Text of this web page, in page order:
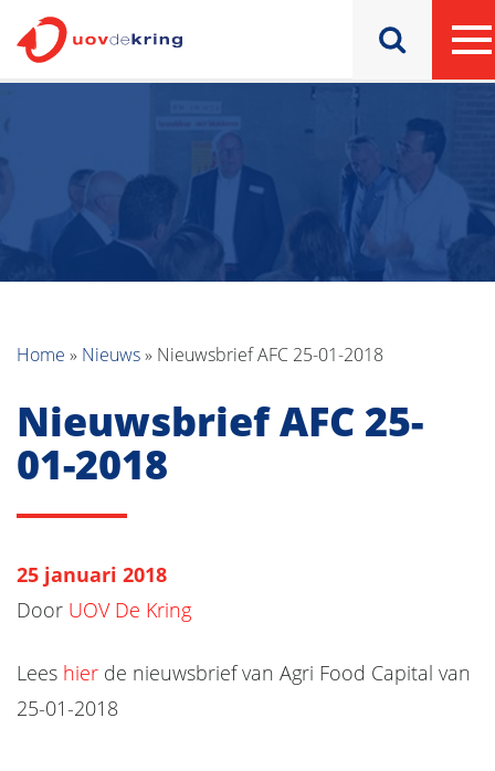
Home » Nieuws» Nieuwsbrief AFC 25-01-2018
Nieuwsbrief AFC 25-
01-2018
25 januari 2018
Door UOV De Kring
Lees hier de nieuwsbrief van Agri Food Capital van
25-01-2018